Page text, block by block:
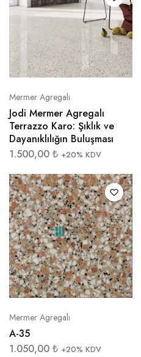
Mermer Agregalı
Jodi Mermer Agregalı
Terrazzo Karo: Şıklık ve
Dayanıklılığın Buluşması
1.500,00 ₺ +20% KDV
Mermer Agregalı
A-35
1.050,00 ₺ +20% KDV